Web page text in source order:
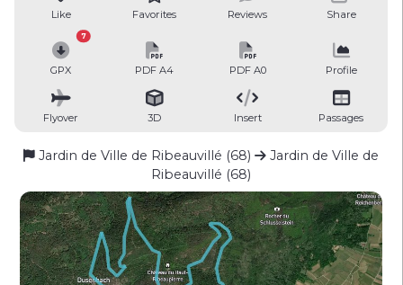
Like Favorites Reviews Share
GPX
7
PDF A4 PDF A0 Profile
Flyover 3D Insert Passages
Jardin de Ville de Ribeauvillé (68)
Jardin de Ville de
Ribeauvillé (68)